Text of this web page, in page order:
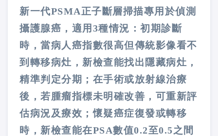
新一代PSMA正子斷層掃描專用於偵測
攝護腺癌，適用3種情況：初期診斷
時，當病人癌指數很高但傳統影像看不
到轉移病灶，新檢查能找出隱藏病灶，
精準判定分期；在手術或放射線治療
後，若腫瘤指標未明確改善，可重新評
估病況及療效；懷疑癌症復發或轉移
時，新檢查能在PSA數值0.2至0.5之間